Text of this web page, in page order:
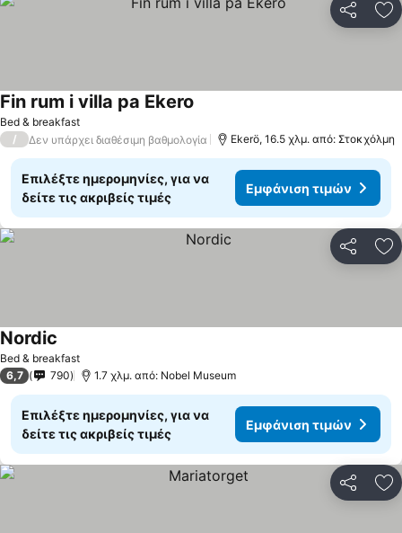
Bed & breakfast
Fin rum i villa pa Ekero
/ Δεν υπάρχει διαθέσιμη βαθμολογία Ekerö, 16.5 χλμ. από: Στοκχόλμη
Επιλέξτε ημερομηνίες, για να
δείτε τις ακριβείς τιμές
Εμφάνιση τιμών
Bed & breakfast
Nordic
6,7 790 1.7 χλμ. από: Nobel Museum
Επιλέξτε ημερομηνίες, για να
δείτε τις ακριβείς τιμές
Εμφάνιση τιμών